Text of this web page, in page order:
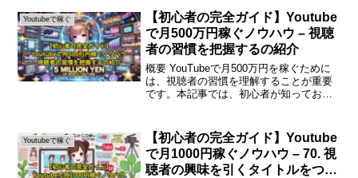
で収益を上げるためには、単に動画をア
ッ...
Youtubeで稼ぐ
【初心者の完全ガイド】Youtube
で月500万円稼ぐノウハウ – 視聴
者の習慣を把握するの紹介
概要 YouTubeで月500万円を稼ぐために
は、視聴者の習慣を理解することが重要
です。本記事では、初心者が知っておく
す。カスタムHTML 視聴者の習慣を把握
する重要性...
Youtubeで稼ぐ
【初心者の完全ガイド】Youtube
で月1000円稼ぐノウハウ – 70. 視
聴者の興味を引くタイトルをつけ